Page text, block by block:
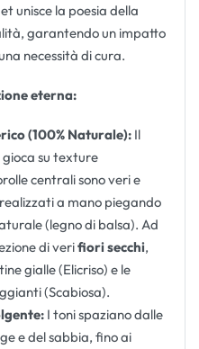
unisce la poesia della
garantendo un impatto
necessità di cura.
eterna:
(100% Naturale): Il
gioca su texture
centrali sono veri e
a mano piegando
(legno di balsa). Ad
di verifiori secchi,
gialle (Elicriso) e le
(Scabiosa).
I toni spaziano dalle
e del sabbia, fino ai